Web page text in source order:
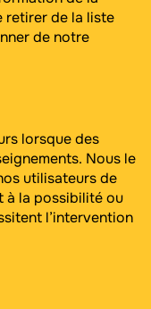
retirer de la liste
de notre
lorsque des
Nous le
utilisateurs de
à la possibilité ou
l’intervention